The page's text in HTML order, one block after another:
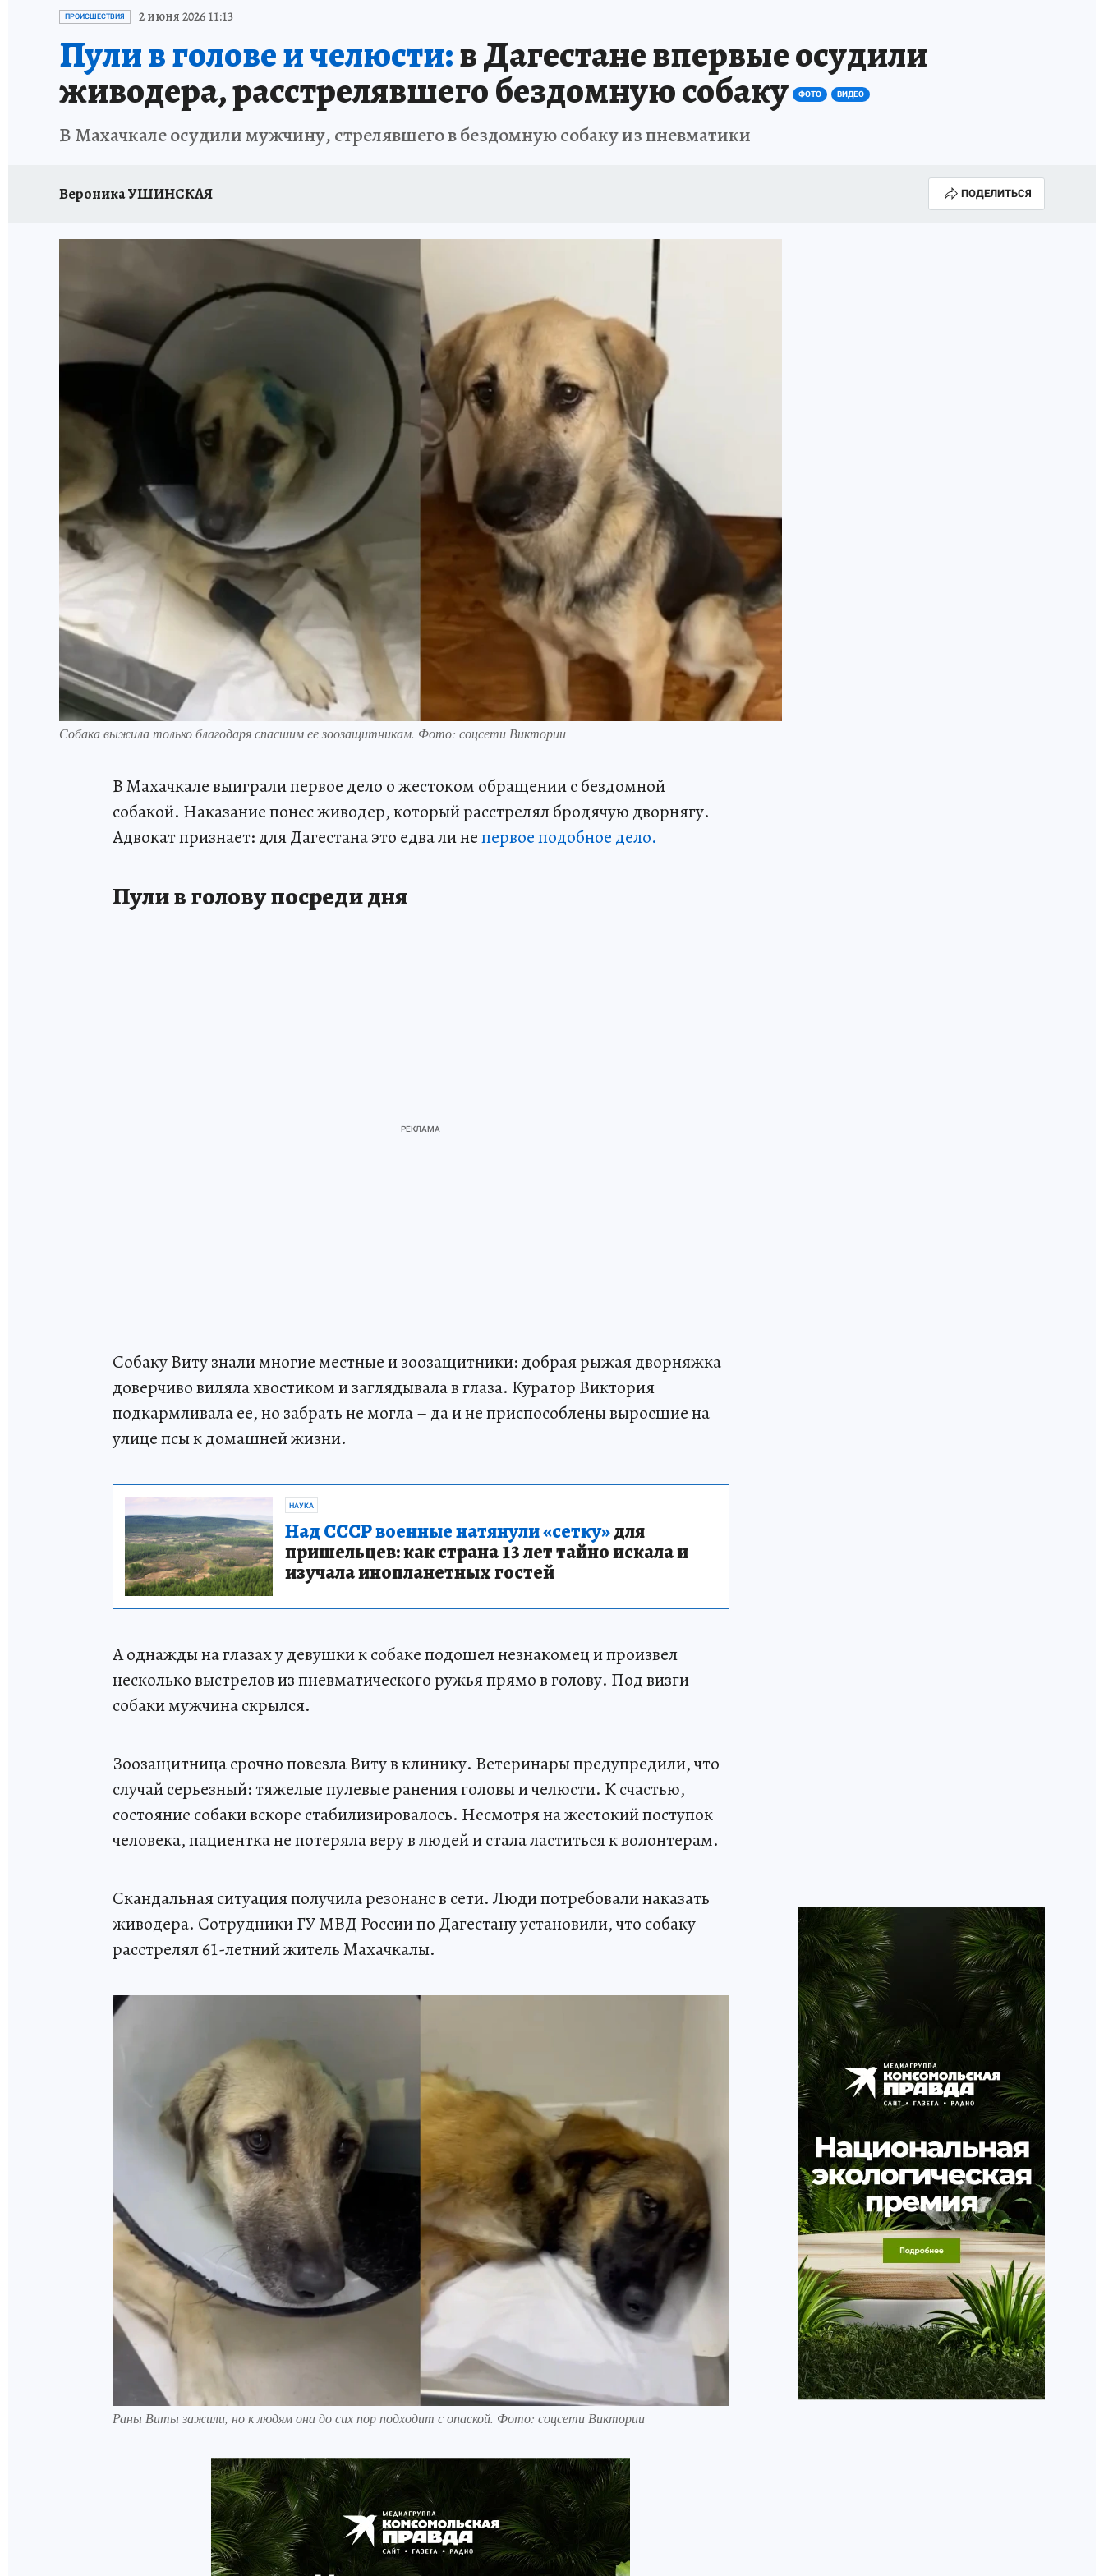
ЗАПОВЕДНАЯ РОССИЯ
ПРОИСШЕСТВИЯ 2 июня 2026 11:13
Пули в голове и челюсти:в Дагестане впервые осудили
живодера, расстрелявшего бездомную собаку ФОТО ВИДЕО
В Махачкале осудили мужчину, стрелявшего в бездомную собаку из пневматики
Вероника УШИНСКАЯ ПОДЕЛИТЬСЯ
Собака выжила только благодаря спасшим ее зоозащитникам. Фото: соцсети Виктории
В Махачкале выиграли первое дело о жестоком обращении с бездомной
собакой. Наказание понес живодер, который расстрелял бродячую дворнягу.
Адвокат признает: для Дагестана это едва ли непервое подобное дело.
Пули в голову посреди дня
Собаку Виту знали многие местные и зоозащитники: добрая рыжая дворняжка
доверчиво виляла хвостиком и заглядывала в глаза. Куратор Виктория
подкармливала ее, но забрать не могла – да и не приспособлены выросшие на
улице псы к домашней жизни.
НАУКА
Над СССР военные натянули «сетку»для
пришельцев: как страна 13 лет тайно искала и
изучала инопланетных гостей
А однажды на глазах у девушки к собаке подошел незнакомец и произвел
несколько выстрелов из пневматического ружья прямо в голову. Под визги
собаки мужчина скрылся.
Зоозащитница срочно повезла Виту в клинику. Ветеринары предупредили, что
случай серьезный: тяжелые пулевые ранения головы и челюсти. К счастью,
состояние собаки вскоре стабилизировалось. Несмотря на жестокий поступок
человека, пациентка не потеряла веру в людей и стала ластиться к волонтерам.
Скандальная ситуация получила резонанс в сети. Люди потребовали наказать
живодера. Сотрудники ГУ МВД России по Дагестану установили, что собаку
расстрелял 61-летний житель Махачкалы.
Раны Виты зажили, но к людям она до сих пор подходит с опаской. Фото: соцсети Виктории